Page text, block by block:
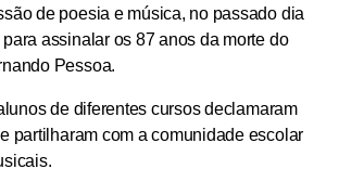
de poesia e música, no passado dia
assinalar os 87 anos da morte do
Pessoa.
de diferentes cursos declamaram
e partilharam com a comunidade escolar